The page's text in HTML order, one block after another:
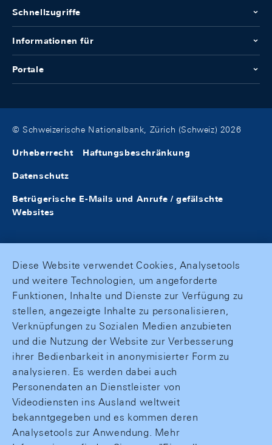
Schnellzugriffe
Informationen für
Portale
© Schweizerische Nationalbank, Zürich (Schweiz) 2026
Urheberrecht Haftungsbeschränkung
Datenschutz
Betrügerische E-Mails und Anrufe / gefälschte
Websites
Diese Website verwendet Cookies, Analysetools
und weitere Technologien, um angeforderte
Funktionen, Inhalte und Dienste zur Verfügung zu
stellen, angezeigte Inhalte zu personalisieren,
Verknüpfungen zu Sozialen Medien anzubieten
und die Nutzung der Website zur Verbesserung
ihrer Bedienbarkeit in anonymisierter Form zu
analysieren. Es werden dabei auch
Personendaten an Dienstleister von
Videodiensten ins Ausland weltweit
bekanntgegeben und es kommen deren
Analysetools zur Anwendung. Mehr